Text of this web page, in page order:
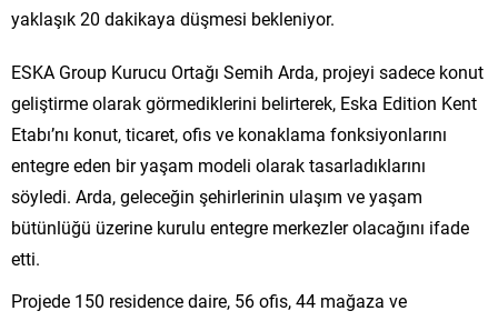
yaklaşık 20 dakikaya düşmesi bekleniyor.
ESKA Group Kurucu Ortağı Semih Arda, projeyi sadece konut
geliştirme olarak görmediklerini belirterek, Eska Edition Kent
Etabı’nı konut, ticaret, ofis ve konaklama fonksiyonlarını
entegre eden bir yaşam modeli olarak tasarladıklarını
söyledi. Arda, geleceğin şehirlerinin ulaşım ve yaşam
bütünlüğü üzerine kurulu entegre merkezler olacağını ifade
etti.
Projede 150 residence daire, 56 ofis, 44 mağaza ve